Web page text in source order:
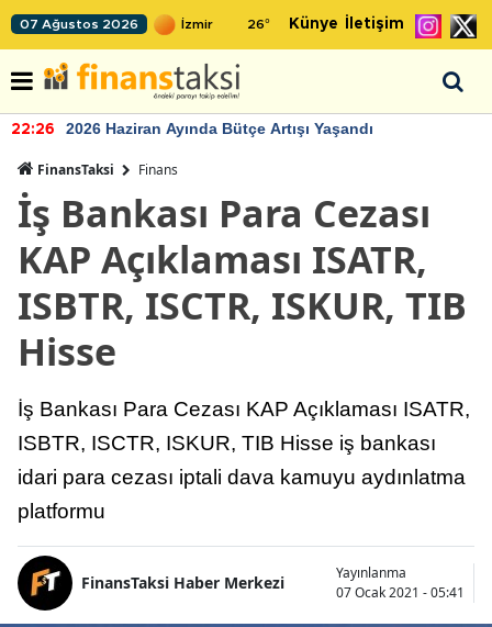
07 Ağustos 2026 26° Künye İletişim
22:26 2026 Haziran Ayında Bütçe Artışı Yaşandı
FinansTaksi Finans
İş Bankası Para Cezası
KAP Açıklaması ISATR,
ISBTR, ISCTR, ISKUR, TIB
Hisse
İş Bankası Para Cezası KAP Açıklaması ISATR,
ISBTR, ISCTR, ISKUR, TIB Hisse iş bankası
idari para cezası iptali dava kamuyu aydınlatma
platformu
FinansTaksi Haber Merkezi
Yayınlanma
07 Ocak 2021 - 05:41